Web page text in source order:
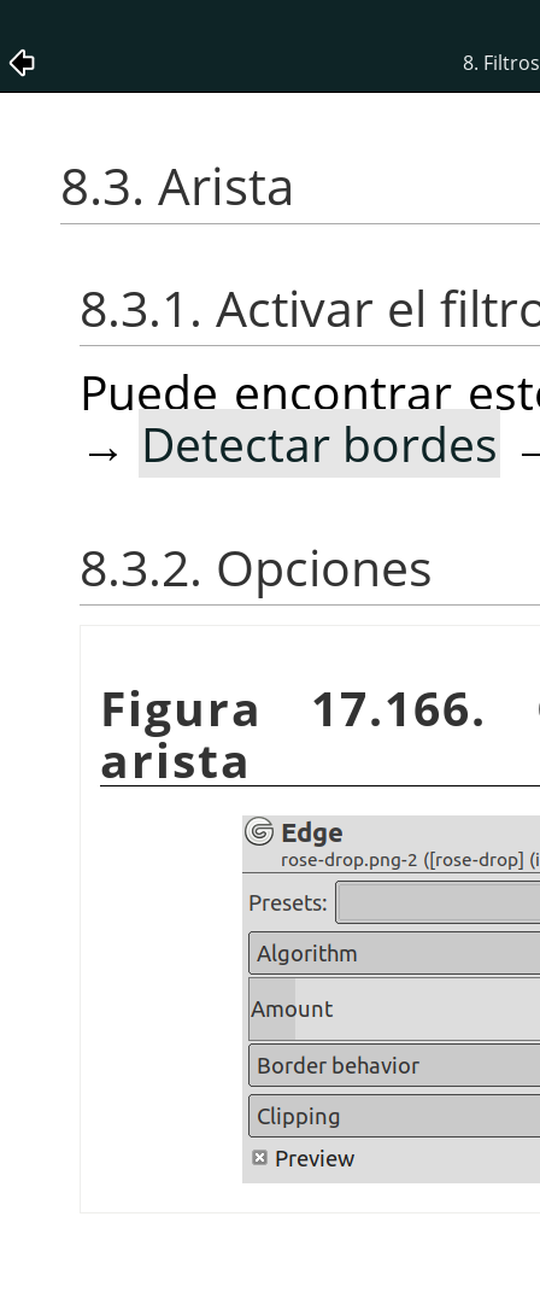
8.
8.3. Arista
8.3.1. Activar el
Puede encontrar
→ Detectar bordes
8.3.2. Opciones
Figura
arista